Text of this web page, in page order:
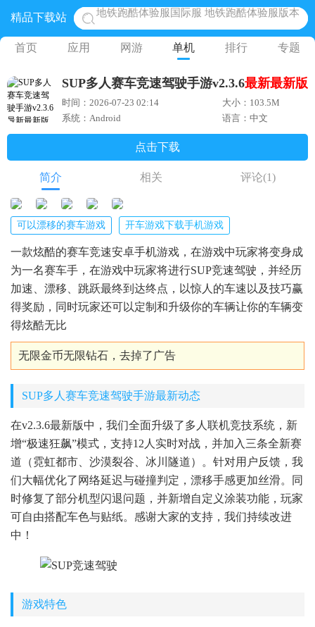
精品下载站
网易光遇手游正版 点亮星空共庆周年
黎明觉醒生机腾讯正版 黎明觉醒生机国际服
蛋仔派对下载 蛋仔派对体验服
奥特曼王者传奇 正版奥特曼游戏
地铁跑酷体验服国际服 地铁跑酷体验服版本
首页 应用 网游 单机 排行 专题
SUP多人赛车竞速驾驶手游v2.3.6最新最新版
时间：2026-07-23 02:14
大小：103.5M
系统：Android
语言：中文
点击下载
简介 相关 评论(1)
可以漂移的赛车游戏 开车游戏下载手机游戏
一款炫酷的赛车竞速安卓手机游戏，在游戏中玩家将变身成
为一名赛车手，在游戏中玩家将进行SUP竞速驾驶，并经历
加速、漂移、跳跃最终到达终点，以惊人的车速以及技巧赢
得奖励，同时玩家还可以定制和升级你的车辆让你的车辆变
得炫酷无比
无限金币无限钻石，去掉了广告
SUP多人赛车竞速驾驶手游最新动态
在v2.3.6最新版中，我们全面升级了多人联机竞技系统，新
增“极速狂飙”模式，支持12人实时对战，并加入三条全新赛
道（霓虹都市、沙漠裂谷、冰川隧道）。针对用户反馈，我
们大幅优化了网络延迟与碰撞判定，漂移手感更加丝滑。同
时修复了部分机型闪退问题，并新增自定义涂装功能，玩家
可自由搭配车色与贴纸。感谢大家的支持，我们持续改进
中！
游戏特色